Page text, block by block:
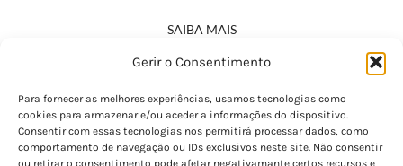
Gerir o Consentimento
Para fornecer as melhores experiências, usamos tecnologias como
cookies para armazenar e/ou aceder a informações do dispositivo.
Consentir com essas tecnologias nos permitirá processar dados, como
comportamento de navegação ou IDs exclusivos neste site. Não consentir
ou retirar o consentimento pode afetar negativamante certos recursos e
SAIBA MAIS
Política de Privacidade
Termos e Condições
Perguntas Frequentes
Custos de Envio